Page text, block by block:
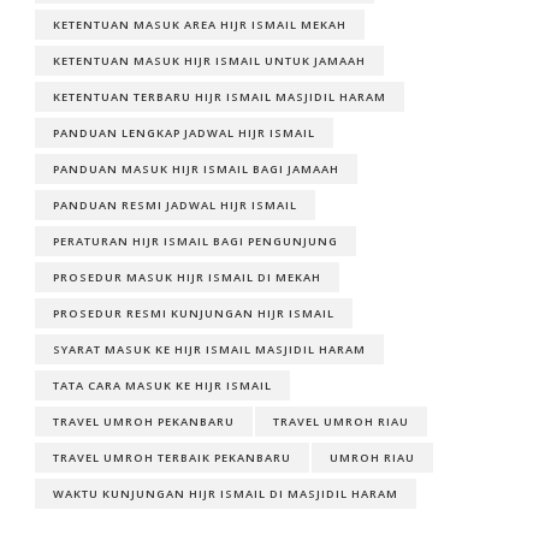
KETENTUAN MASUK AREA HIJR ISMAIL MEKAH
KETENTUAN MASUK HIJR ISMAIL UNTUK JAMAAH
KETENTUAN TERBARU HIJR ISMAIL MASJIDIL HARAM
PANDUAN LENGKAP JADWAL HIJR ISMAIL
PANDUAN MASUK HIJR ISMAIL BAGI JAMAAH
PANDUAN RESMI JADWAL HIJR ISMAIL
PERATURAN HIJR ISMAIL BAGI PENGUNJUNG
PROSEDUR MASUK HIJR ISMAIL DI MEKAH
PROSEDUR RESMI KUNJUNGAN HIJR ISMAIL
SYARAT MASUK KE HIJR ISMAIL MASJIDIL HARAM
TATA CARA MASUK KE HIJR ISMAIL
TRAVEL UMROH PEKANBARU TRAVEL UMROH RIAU
TRAVEL UMROH TERBAIK PEKANBARU UMROH RIAU
WAKTU KUNJUNGAN HIJR ISMAIL DI MASJIDIL HARAM